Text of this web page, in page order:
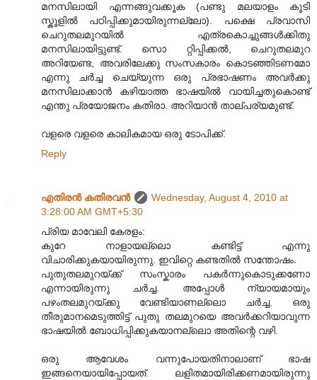
മനസിലായി എന്നങ്ങുവക്കൂക (പണ്ടു മലയാളം കൂടി
സ്കൂളില്‍ പഠിപ്പിക്കുമായിരുന്നല്ലോ). പക്ഷെ പ്രവാസി
ചെറുതലമുറയില്‍ എത്രകൊച്ചുങ്ങള്‍ക്കിതു
മനസിലായിട്ടുണ്ട്. സൊ റ്റിപ്പിക്കല്‍, ചെറുതലമുറ
അറിയേണ്ട, അവരിലേക്കു സംസകാരം കൊടഞ്ഞിടണമോ
എന്നു ചര്‍ച്ച ചെയ്യുന്ന ഒരു പ്രഭാഷണം അവര്‍ക്കു
മനസിലാക്കാന്‍ കഴിയാത്ത ഭാഷയില്‍ വായിച്ചതുകൊണ്ട്
എന്തു പ്രയോജനം കതിരാ. അറിയാന്‍ താല്പര്യമുണ്ട്.
വളരെ വളരെ കാലികമായ ഒരു ടോപിക്ക്.
Reply
എതിരന്‍ കതിരവന്‍
Wednesday, August 4, 2010 at
3:28:00 AM GMT+5:30
പ്രിയ മാവേലി കേരളം:
കുറേ നാളായല്ലൊ കണ്ടിട്ട് എന്നു
വിചാരിക്കുകയായിരുന്നു. ഇവിറ്റെ കണ്ടതിൽ സന്തോഷം.
പുതുതലമുറയ്ക്ക് സംസ്കാരം പകർന്നുകൊടുക്കണോ
എന്നായിരുന്നു ചർച്ച. അപ്പോൾ ന്യായമായും
പഴംതലമുറയ്ക്കു വേണ്ടിയാണല്ലൊ ചർച്ച. ഒരു
തീരുമാനമെടുത്തിട്ട് പുതു തലമുറയെ അവർക്കറിയാവുന്ന
ഭാഷയിൽ ബോധിപ്പിക്കുകയാനല്ലൊ അതിന്റെ വഴി.
ഒരു ആവേശം വന്നുപോയതിനാലാണ് ഭാഷ
ഇങ്ങനെയായിപ്പോയത്. ലളിതമായിരിക്കണമായിരുന്നു